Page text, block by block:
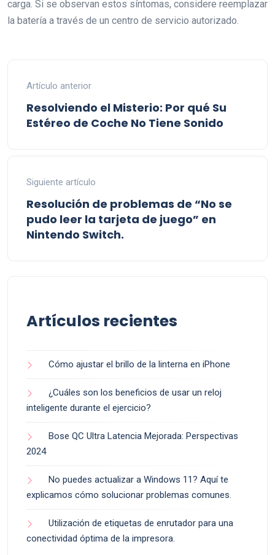
carga. Si se observan estos síntomas, considere reemplazar
la batería a través de un centro de servicio autorizado.
Artículo anterior
Resolviendo el Misterio: Por qué Su
Estéreo de Coche No Tiene Sonido
Siguiente artículo
Resolución de problemas de “No se
pudo leer la tarjeta de juego” en
Nintendo Switch.
Artículos recientes
Cómo ajustar el brillo de la linterna en iPhone
¿Cuáles son los beneficios de usar un reloj
inteligente durante el ejercicio?
Bose QC Ultra Latencia Mejorada: Perspectivas
2024
No puedes actualizar a Windows 11? Aquí te
explicamos cómo solucionar problemas comunes.
Utilización de etiquetas de enrutador para una
conectividad óptima de la impresora.